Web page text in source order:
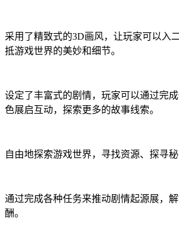
采用了精致式的3D画风，让玩家可以入
抵游戏世界的美妙和细节。
设定了丰富式的剧情，玩家可以通过完
色展启互动，探索更多的故事线索。
自由地探索游戏世界，寻找资源、探寻秘
通过完成各种任务来推动剧情起源展，
酬。